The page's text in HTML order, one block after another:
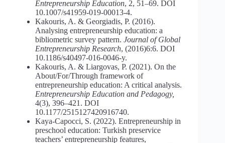
Entrepreneurship Education, 2, 51–69. DOI
10.1007/s41959-019-00013-4.
Kakouris, A. & Georgiadis, P. (2016).
Analysing entrepreneurship education: a
bibliometric survey pattern. Journal of Global
Entrepreneurship Research, (2016)6:6. DOI
10.1186/s40497-016-0046-y.
Kakouris, A. & Liargovas, P. (2021). On the
About/For/Through framework of
entrepreneurship education: A critical analysis.
Entrepreneurship Education and Pedagogy,
4(3), 396–421. DOI
10.1177/2515127420916740.
Kaya-Capocci, S. (2022). Entrepreneurship in
preschool education: Turkish preservice
teachers’ entrepreneurship features,